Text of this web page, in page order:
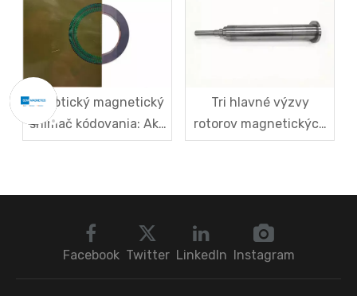
vysokorýchlostné
odstredivé riešenia
proti praskaniu pre
po systematické
Robotický magnetický
snímač kódovania: Ako
domáce disky s
Tri hlavné výzvy
rotorov magnetických
levitačných motorov a
Facebook Twitter LinkedIn Instagram